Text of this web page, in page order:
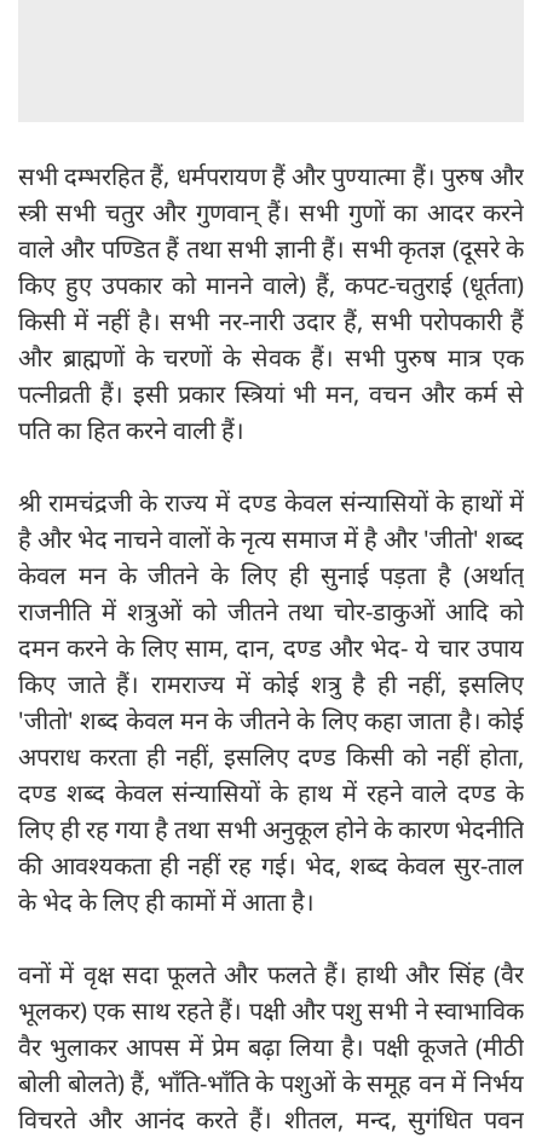
सभी दम्भरहित हैं, धर्मपरायण हैं और पुण्यात्मा हैं। पुरुष और
स्त्री सभी चतुर और गुणवान्‌ हैं। सभी गुणों का आदर करने
वाले और पण्डित हैं तथा सभी ज्ञानी हैं। सभी कृतज्ञ (दूसरे के
किए हुए उपकार को मानने वाले) हैं, कपट-चतुराई (धूर्तता)
किसी में नहीं है। सभी नर-नारी उदार हैं, सभी परोपकारी हैं
और ब्राह्मणों के चरणों के सेवक हैं। सभी पुरुष मात्र एक
पत्नीव्रती हैं। इसी प्रकार स्त्रियां भी मन, वचन और कर्म से
पति का हित करने वाली हैं।
श्री रामचंद्रजी के राज्य में दण्ड केवल संन्यासियों के हाथों में
है और भेद नाचने वालों के नृत्य समाज में है और 'जीतो' शब्द
केवल मन के जीतने के लिए ही सुनाई पड़ता है (अर्थात्‌
राजनीति में शत्रुओं को जीतने तथा चोर-डाकुओं आदि को
दमन करने के लिए साम, दान, दण्ड और भेद- ये चार उपाय
किए जाते हैं। रामराज्य में कोई शत्रु है ही नहीं, इसलिए
'जीतो' शब्द केवल मन के जीतने के लिए कहा जाता है। कोई
अपराध करता ही नहीं, इसलिए दण्ड किसी को नहीं होता,
दण्ड शब्द केवल संन्यासियों के हाथ में रहने वाले दण्ड के
लिए ही रह गया है तथा सभी अनुकूल होने के कारण भेदनीति
की आवश्यकता ही नहीं रह गई। भेद, शब्द केवल सुर-ताल
के भेद के लिए ही कामों में आता है।
वनों में वृक्ष सदा फूलते और फलते हैं। हाथी और सिंह (वैर
भूलकर) एक साथ रहते हैं। पक्षी और पशु सभी ने स्वाभाविक
वैर भुलाकर आपस में प्रेम बढ़ा लिया है। पक्षी कूजते (मीठी
बोली बोलते) हैं, भाँति-भाँति के पशुओं के समूह वन में निर्भय
विचरते और आनंद करते हैं। शीतल, मन्द, सुगंधित पवन